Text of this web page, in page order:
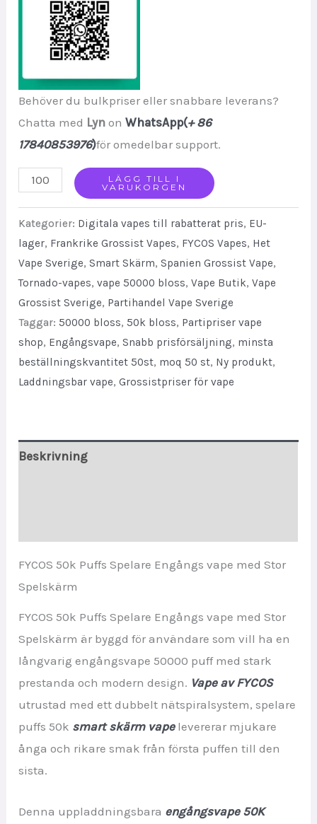
Behöver du bulkpriser eller snabbare leverans?
Chatta med Lyn onWhatsApp(+ 86
17840853976)för omedelbar support.
FYCOS
Puffs
Player
Disposable
disposable
vape
with
Large
Gaming
LÄGG TILL I
VARUKORGEN
Kategorier: Digitala vapes till rabatterat pris, EU-
lager, Frankrike Grossist Vapes, FYCOS Vapes, Het
Vape Sverige,Smart Skärm,Spanien Grossist Vape,
Tornado-vapes,vape 50000 bloss,Vape Butik,Vape
Grossist Sverige, Partihandel Vape Sverige
Taggar: 50000 bloss, 50k bloss, Partipriser vape
shop, Engångsvape,Snabb prisförsäljning, minsta
beställningskvantitet 50st, moq 50 st, Ny produkt,
Laddningsbar vape,Grossistpriser för vape
Beskrivning
FYCOS 50k Puffs Spelare Engångs vape med Stor
Spelskärm
FYCOS 50k Puffs Spelare Engångs vape med Stor
Spelskärm är byggd för användare som vill ha en
långvarig engångsvape 50000 puff med stark
prestanda och modern design. Vape av FYCOS
utrustad med ett dubbelt nätspiralsystem, spelare
puffs 50k smart skärm vape levererar mjukare
ånga och rikare smak från första puffen till den
sista.
Denna uppladdningsbara engångsvape 50K